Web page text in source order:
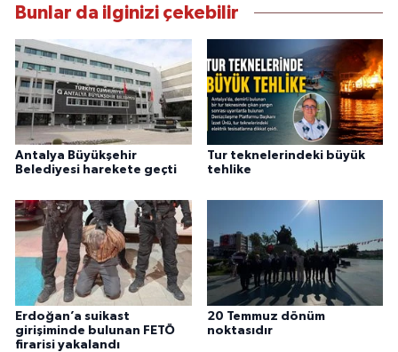
Bunlar da ilginizi çekebilir
Antalya Büyükşehir
Belediyesi harekete geçti
Tur teknelerindeki büyük
tehlike
Erdoğan’a suikast
girişiminde bulunan FETÖ
firarisi yakalandı
20 Temmuz dönüm
noktasıdır